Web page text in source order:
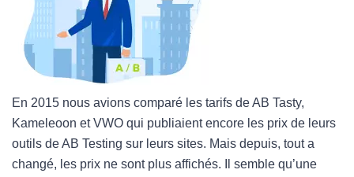
En 2015 nous avions comparé les tarifs de AB Tasty,
Kameleoon et VWO qui publiaient encore les prix de leurs
outils de AB Testing sur leurs sites. Mais depuis, tout a
changé, les prix ne sont plus affichés. Il semble qu’une